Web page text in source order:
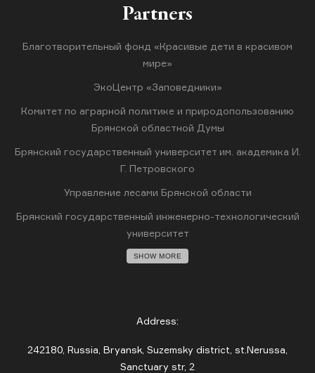
Partners
Благотворительный фонд «Красивые дети в красивом
мире»
ЭкоЦентр «Заповедники»
Комитет по аграрной политике и природопользованию
Брянской областной Думы
Брянский государственный университет им. академика И.
Г. Петровского
Управление лесами Брянской области
Брянский государственный инженерно-технологический
университет
SHOW MORE
Address:
242180, Russia, Bryansk, Suzemsky district, st.Nerussa,
Sanctuary str, 2